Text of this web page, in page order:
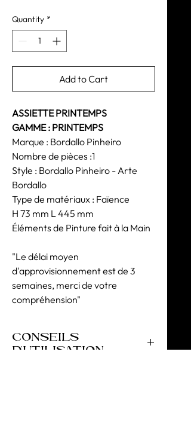
Quantity *
Add to Cart
ASSIETTE PRINTEMPS
GAMME : PRINTEMPS
Marque : Bordallo Pinheiro
Nombre de pièces :1
Style : Bordallo Pinheiro - Arte
Bordallo
Type de matériaux : Faïence
H 73 mm L 445 mm
Éléments de Pinture fait à la Main
"Le délai moyen
d'approvisionnement est de 3
semaines, merci de votre
compréhension"
CONSEILS
D'UTILISATION